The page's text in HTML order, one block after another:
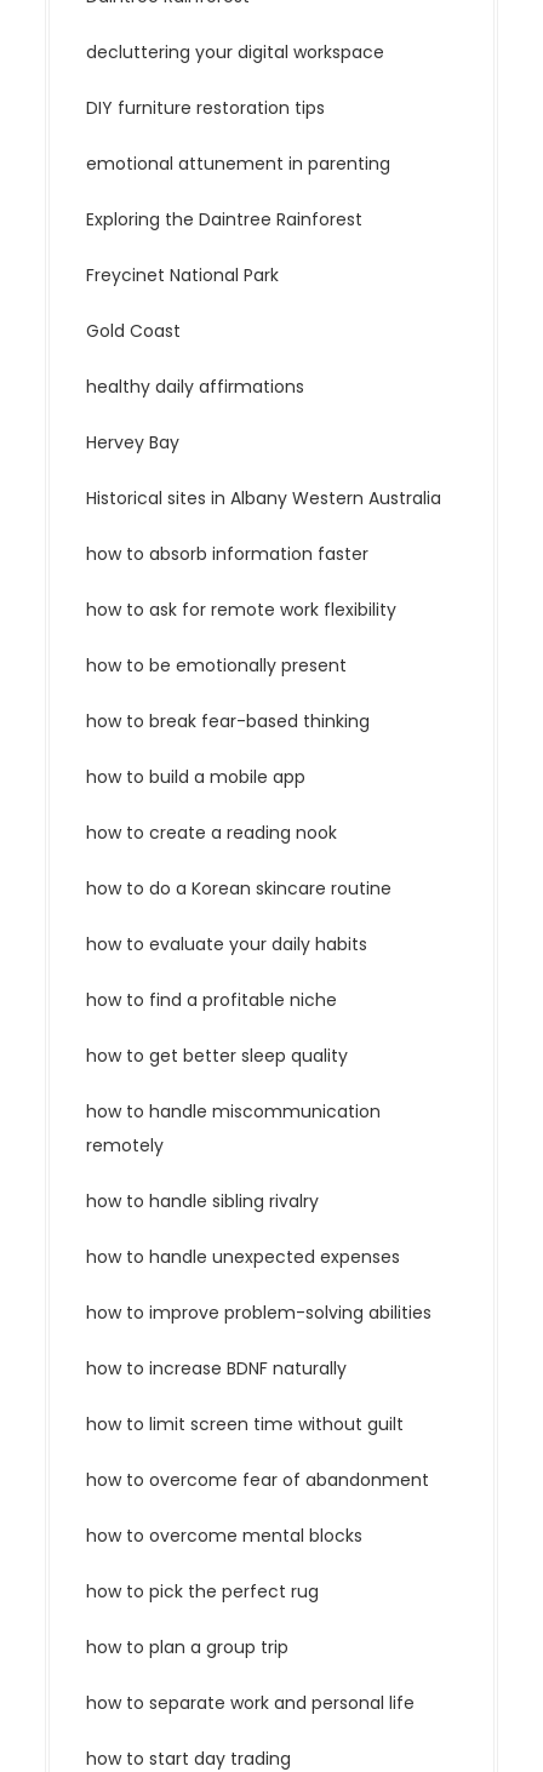
decluttering your digital workspace
DIY furniture restoration tips
emotional attunement in parenting
Exploring the Daintree Rainforest
Freycinet National Park
Gold Coast
healthy daily affirmations
Hervey Bay
Historical sites in Albany Western Australia
how to absorb information faster
how to ask for remote work flexibility
how to be emotionally present
how to break fear-based thinking
how to build a mobile app
how to create a reading nook
how to do a Korean skincare routine
how to evaluate your daily habits
how to find a profitable niche
how to get better sleep quality
how to handle miscommunication
remotely
how to handle sibling rivalry
how to handle unexpected expenses
how to improve problem-solving abilities
how to increase BDNF naturally
how to limit screen time without guilt
how to overcome fear of abandonment
how to overcome mental blocks
how to pick the perfect rug
how to plan a group trip
how to separate work and personal life
how to start day trading